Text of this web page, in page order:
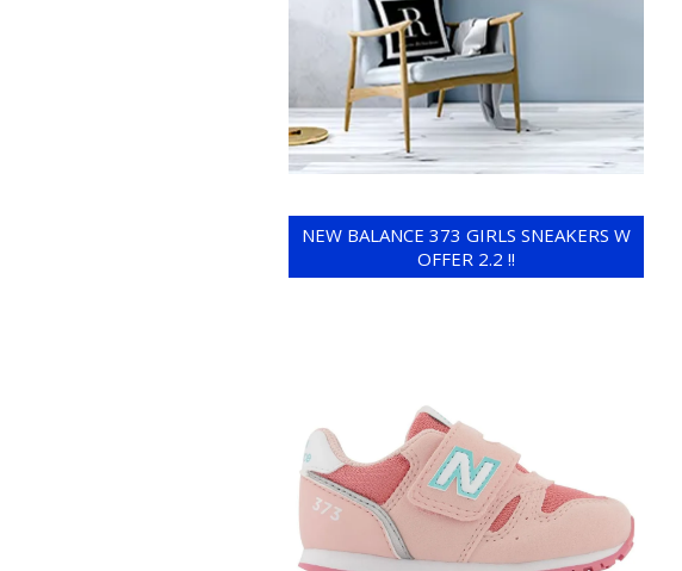
NEW BALANCE 373 GIRLS SNEAKERS W
OFFER 2.2 !!